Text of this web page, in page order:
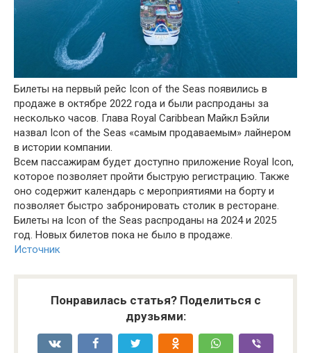
Билеты на первый рейс Icon of the Seas появились в
продаже в октябре 2022 года и были распроданы за
несколько часов. Глава Royal Caribbean Майкл Бэйли
назвал Icon of the Seas «самым продаваемым» лайнером
в истории компании.
Всем пассажирам будет доступно приложение Royal Icon,
которое позволяет пройти быструю регистрацию. Также
оно содержит календарь с мероприятиями на борту и
позволяет быстро забронировать столик в ресторане.
Билеты на Icon of the Seas распроданы на 2024 и 2025
год. Новых билетов пока не было в продаже.
Источник
Понравилась статья? Поделиться с
друзьями: